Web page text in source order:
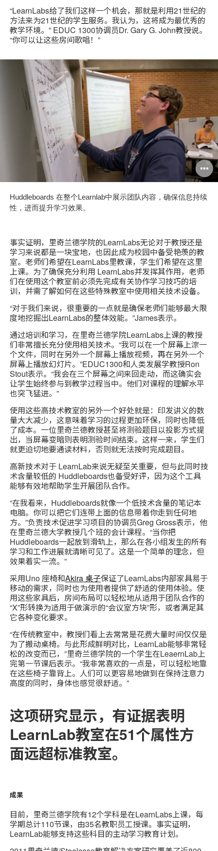
“LearnLabs给了我们这样一个机会，那就是利用21世纪的
方法来为21世纪的学生服务。我认为，这将成为最优秀的
教学环境。” EDUC 1300协调员Dr. Gary G. John教授说。
“你可以让这些房间歌唱！”
Huddleboards 在整个Learnlab中展示团队内容，确保信息持续
性，进而提升学习效果。
事实证明，里奇兰德学院的LearnLabs无论对于教授还是
学习来说都是一块宝地，也因此成为校园中备受艳羡的教
室。老师们希望在LearnLabs里教课，学生们希望在这里
上课。为了确保充分利用 LearnLabs并发挥其作用，老师
们在使用这个教室前必须先完成有关协作学习技巧的培
训，并需了解如何在这些特殊教室中使用相关技术设备。
“对于我们来说，很重要的一点就是确保老师们能够最大限
度地挖掘出LearnLabs的整体效能。”James表示。
通过培训和学习，在里奇兰德学院LearnLabs上课的教授
们非常擅长充分使用相关技术。“我可以在一个屏幕上淙一
个文件，同时在另外一个屏幕上播放视频，再在另外一个
屏幕上播放幻灯片。”EDUC1300和人类发展学教授Ron
Stout表示。“我会在三个屏幕之间来回走动，而这确实会
让学生始终参与到教学过程当中。他们对课程的理解水平
也突飞猛进。”
使用这些高技术教室的另外一个好处就是：印发讲义的数
量大大减少，这意味着学习的过程更加环保，同时也降低
了成本。一位里奇兰德教授甚至将测验题目以投影方式提
出，当屏幕变暗则表明测验时间结束。这样一来，学生们
就更迫切地要通读材料，否则就无法按时完成题目。
高新技术对于 LearnLab来说无疑至关重要，但与此同时技
术含量较低的 Huddleboards也备受好评，因为这个工具
能够有效地帮助学生开展团队合作。
“在我看来，Huddleboards就像一个低技术含量的笔记本
电脑。你可以把它们连带上面的信息带着你走到任何地
方。”负责技术促进学习项目的协调员Greg Gross表示，他
在里奇兰德大学教授几个班的会计课程。“当你把
Huddleboards一起放到滑轨上，那么在各小组发生的所有
学习和工作进展就清晰可见了。这是一个简单的理念，但
效果着实一流。”
采用Uno 座椅和Akira 桌子保证了LearnLabs内部家具易于
移动的需求，同时也为使用者提供了舒适的使用体验。使
用这些家具后，房间布局可以轻松地从适用于团队合作的
“X”形转换为适用于做演示的“会议室方块”形，或者满足其
它各种变化要求。
“在传统教室中，教授们看上去常常是花费大量时间仅仅是
为了搬动桌椅。与此形成鲜明对比，LearnLab能够非常轻
松的改变而已，”里奇兰德学院的一个学生在LeaernLab上
完第一节课后表示。“我非常喜欢的一点是，可以轻松地靠
在这些椅子靠背上。人们可以更容易地做到在保持注意力
高度的同时，身体也感觉很舒适。”
这项研究显示，有证据表明
LearnLab教室在51个属性方
面远超标准教室。
成果
目前，里奇兰德学院有12个学科是在LearnLabs上课，每
学期总计110节课，由35名教职员工授课。事实证明，
LearnLab能够支持这些科目的主动学习教育计划。